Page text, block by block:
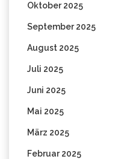
Oktober 2025
September 2025
August 2025
Juli 2025
Juni 2025
Mai 2025
März 2025
Februar 2025